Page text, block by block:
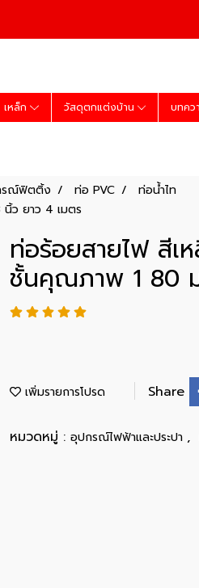
เหล็ก วัสดุตกแต่งบ้าน บทคว
รณ์ฟิตติ้ง ท่อ PVC
ท่อน้ำไท
ว ยาว 4 เมตร
ท่อร้อยสายไฟ สีเ
ชั้นคุณภาพ 1 80
เพิ่มรายการโปรด Share
หมวดหมู่ : อุปกรณ์ไฟฟ้าและประปา ,